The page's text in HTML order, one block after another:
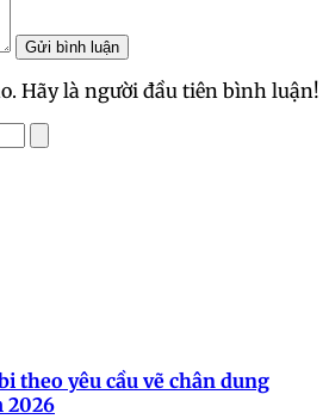
Gửi bình luận
Hãy là người đầu tiên bình luận!
theo yêu cầu vẽ chân dung
2026